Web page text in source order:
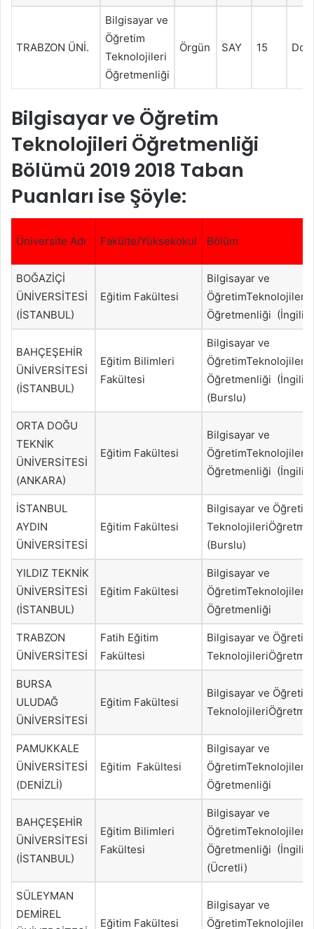
TRABZON ÜNİ.
Bilgisayar ve
Öğretim
Teknolojileri
Öğretmenliği
Örgün SAY 15
Bilgisayar ve Öğretim
Teknolojileri Öğretmenliği
Bölümü 2019 2018 Taban
Puanları ise Şöyle:
Üniversite Adı Fakülte/Yüksekokul Bölüm
BOĞAZİÇİ
ÜNİVERSİTESİ
(İSTANBUL)
Eğitim Fakültesi
Bilgisayar ve
ÖğretimTeknolojileri
Öğretmenliği
BAHÇEŞEHİR
ÜNİVERSİTESİ
(İSTANBUL)
Eğitim Bilimleri
Fakültesi
Bilgisayar ve
ÖğretimTeknolojileri
Öğretmenliği
(Burslu)
ORTA DOĞU
TEKNİK
ÜNİVERSİTESİ
(ANKARA)
Eğitim Fakültesi
Bilgisayar ve
ÖğretimTeknolojileri
Öğretmenliği
İSTANBUL
AYDIN
ÜNİVERSİTESİ
Eğitim Fakültesi
Bilgisayar ve Öğretim
(Burslu)
YILDIZ TEKNİK
ÜNİVERSİTESİ
(İSTANBUL)
Eğitim Fakültesi
Bilgisayar ve
ÖğretimTeknolojileri
Öğretmenliği
TRABZON
ÜNİVERSİTESİ
Fatih Eğitim
Fakültesi
Bilgisayar ve Öğretim
BURSA
ULUDAĞ
ÜNİVERSİTESİ
Eğitim Fakültesi
Bilgisayar ve Öğretim
PAMUKKALE
ÜNİVERSİTESİ
(DENİZLİ)
Eğitim Fakültesi
Bilgisayar ve
ÖğretimTeknolojileri
Öğretmenliği
BAHÇEŞEHİR
ÜNİVERSİTESİ
(İSTANBUL)
Eğitim Bilimleri
Fakültesi
Bilgisayar ve
ÖğretimTeknolojileri
Öğretmenliği
(Ücretli)
SÜLEYMAN
DEMİREL
Eğitim Fakültesi
Bilgisayar ve
ÖğretimTeknolojileri